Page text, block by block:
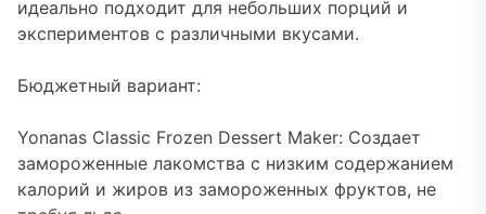
идеально подходит для небольших порций и
экспериментов с различными вкусами.
Бюджетный вариант:
Yonanas Classic Frozen Dessert Maker: Создает
замороженные лакомства с низким содержанием
калорий и жиров из замороженных фруктов, не